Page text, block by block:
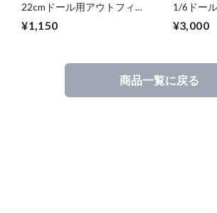
22cmドール用アウトフィッ
ト 着物二点セット 青緑
の花柄×白と緑の帯 シッ
¥1,150
1/6ドー
5点セッ
難あり
¥3,000
商品一覧に戻る